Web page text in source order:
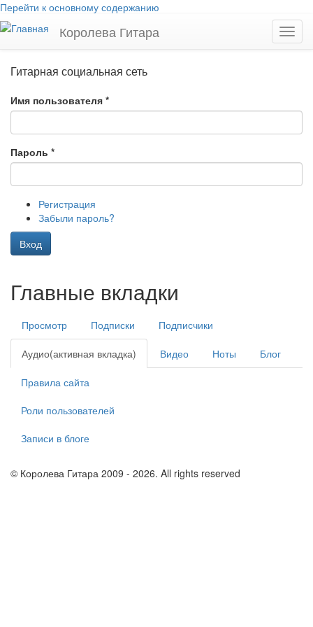
Перейти к основному содержанию
Королева Гитара
Гитарная социальная сеть
Имя пользователя *
Пароль *
Регистрация
Забыли пароль?
Вход
Главные вкладки
Просмотр Подписки Подписчики
Аудио(активная вкладка) Видео Ноты Блог
Правила сайта
Роли пользователей
Записи в блоге
© Королева Гитара 2009 - 2026. All rights reserved